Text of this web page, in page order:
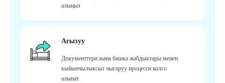
алыңыз
Агызуу
Документтери жана башка жабдыктары менен
кыйынчылыксыз чыгаруу процесси колго
алынат